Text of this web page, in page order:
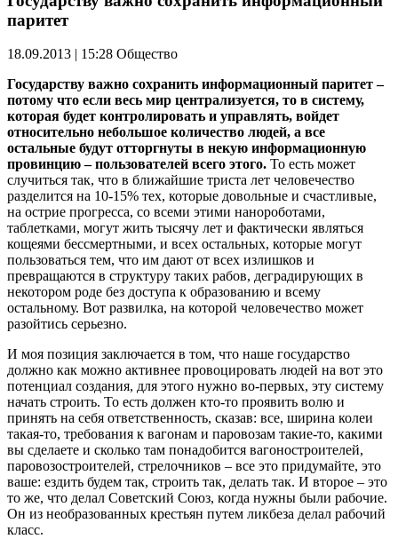
паритет
18.09.2013 | 15:28 Общество
Государству важно сохранить информационный паритет –
потому что если весь мир централизуется, то в систему,
которая будет контролировать и управлять, войдет
относительно небольшое количество людей, а все
остальные будут отторгнуты в некую информационную
провинцию – пользователей всего этого. То есть может
случиться так, что в ближайшие триста лет человечество
разделится на 10-15% тех, которые довольные и счастливые,
на острие прогресса, со всеми этими нанороботами,
таблетками, могут жить тысячу лет и фактически являться
кощеями бессмертными, и всех остальных, которые могут
пользоваться тем, что им дают от всех излишков и
превращаются в структуру таких рабов, деградирующих в
некотором роде без доступа к образованию и всему
остальному. Вот развилка, на которой человечество может
разойтись серьезно.
И моя позиция заключается в том, что наше государство
должно как можно активнее провоцировать людей на вот это
потенциал создания, для этого нужно во-первых, эту систему
начать строить. То есть должен кто-то проявить волю и
принять на себя ответственность, сказав: все, ширина колеи
такая-то, требования к вагонам и паровозам такие-то, какими
вы сделаете и сколько там понадобится вагоностроителей,
паровозостроителей, стрелочников – все это придумайте, это
ваше: ездить будем так, строить так, делать так. И второе – это
то же, что делал Советский Союз, когда нужны были рабочие.
Он из необразованных крестьян путем ликбеза делал рабочий
класс.